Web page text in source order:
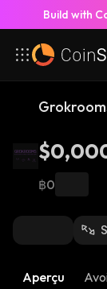
Build with
฿0
Aperçu